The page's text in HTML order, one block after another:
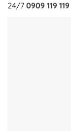
24/7 0909 119 119